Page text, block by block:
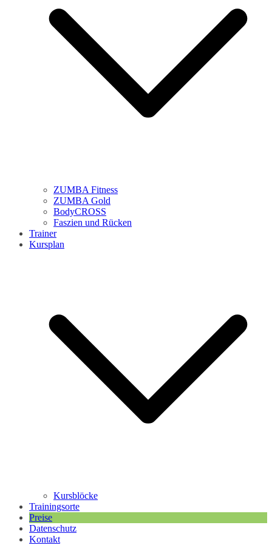
ZUMBA Fitness
ZUMBA Gold
BodyCROSS
Faszien und Rücken
Trainer
Kursplan
Kursblöcke
Trainingsorte
Preise
Datenschutz
Kontakt